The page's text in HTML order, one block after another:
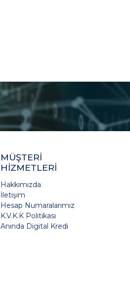
MÜŞTERİ
HİZMETLERİ
Hakkımızda
İletişim
Hesap Numaralarımız
K.V.K.K Politikası
Anında Digital Kredi